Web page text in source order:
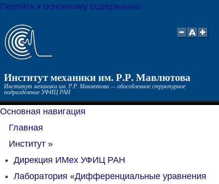
Перейти к основному содержанию
Институт механики им. Р.Р. Мавлютова
Институт механики им. Р.Р. Мавлютова — обособленное структурное
подразделение УФИЦ РАН
Основная навигация
Главная
Институт »
Дирекция ИМех УФИЦ РАН
Лаборатория «Дифференциальные уравнения